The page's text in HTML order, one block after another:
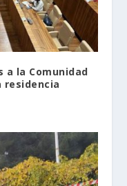
a la Comunidad
residencia